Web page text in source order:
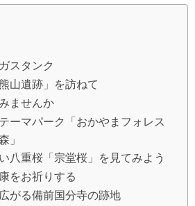
スタンク
山遺跡」を訪ねて
ませんか
ーマパーク「おかやまフォレス
」
八重桜「宗堂桜」を見てみよう
をお祈りする
がる備前国分寺の跡地